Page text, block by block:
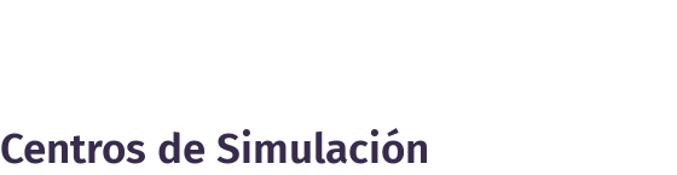
Centros de Simulación